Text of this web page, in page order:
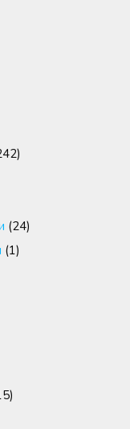
(24)
(1)